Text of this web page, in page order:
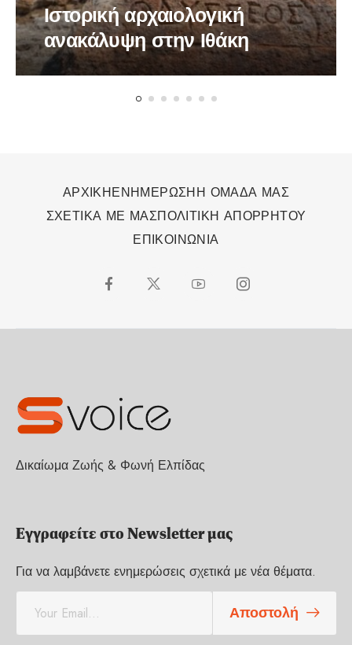
Ιστορική αρχαιολογική
ανακάλυψη στην Ιθάκη
ΑΡΧΙΚΗΕΝΗΜΕΡΩΣΗΗ ΟΜΑΔΑ ΜΑΣ
ΣΧΕΤΙΚΑ ΜΕ ΜΑΣΠΟΛΙΤΙΚΗ ΑΠΟΡΡΗΤΟΥ
ΕΠΙΚΟΙΝΩΝΙΑ
Δικαίωμα Ζωής & Φωνή Ελπίδας
Εγγραφείτε στο Newsletter μας
Για να λαμβάνετε ενημερώσεις σχετικά με νέα θέματα.
a
Αποστολή